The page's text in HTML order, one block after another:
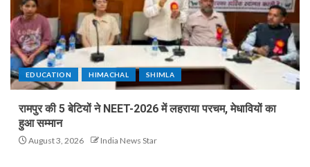
EDUCATION HIMACHAL SHIMLA
रामपुर की 5 बेटियों ने NEET-2026 में लहराया परचम, मेधावियों का
हुआ सम्मान
August 3, 2026 India News Star